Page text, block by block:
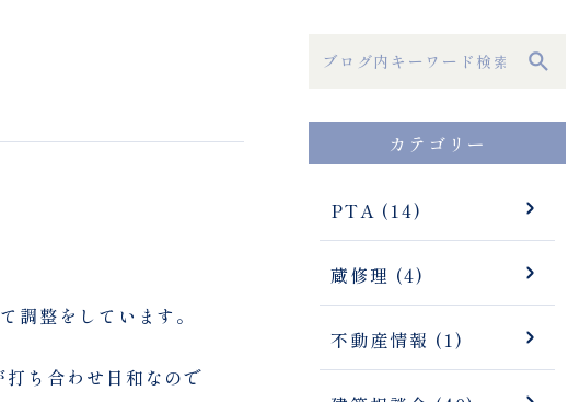
調整をしています。
ち合わせ日和なので
カテゴリー
PTA (14)
蔵修理 (4)
不動産情報 (1)